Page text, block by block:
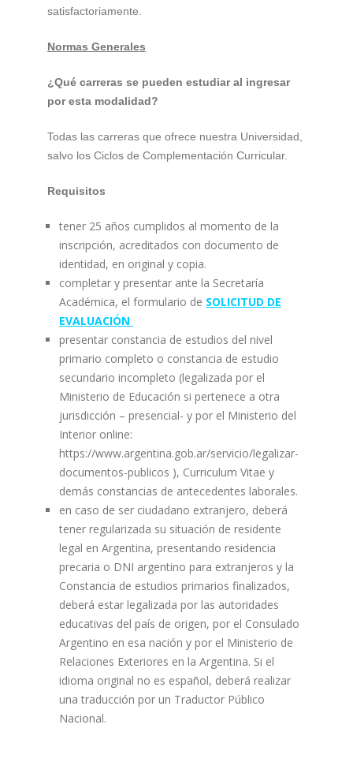
satisfactoriamente.
Normas Generales
¿Qué carreras se pueden estudiar al ingresar
por esta modalidad?
Todas las carreras que ofrece nuestra Universidad,
salvo los Ciclos de Complementación Curricular.
Requisitos
tener 25 años cumplidos al momento de la
inscripción, acreditados con documento de
identidad, en original y copia.
completar y presentar ante la Secretaría
Académica, el formulario de SOLICITUD DE
EVALUACIÓN
presentar constancia de estudios del nivel
primario completo o constancia de estudio
secundario incompleto (legalizada por el
Ministerio de Educación si pertenece a otra
jurisdicción – presencial- y por el Ministerio del
Interior online:
https://www.argentina.gob.ar/servicio/legalizar-
documentos-publicos ), Curriculum Vitae y
demás constancias de antecedentes laborales.
en caso de ser ciudadano extranjero, deberá
tener regularizada su situación de residente
legal en Argentina, presentando residencia
precaria o DNI argentino para extranjeros y la
Constancia de estudios primarios finalizados,
deberá estar legalizada por las autoridades
educativas del país de origen, por el Consulado
Argentino en esa nación y por el Ministerio de
Relaciones Exteriores en la Argentina. Si el
idioma original no es español, deberá realizar
una traducción por un Traductor Público
Nacional.